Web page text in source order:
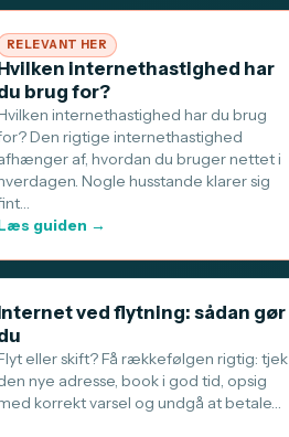
RELEVANT HER
internethastighed har
brug for?
internethastighed har du brug
Den rigtige internethastighed
af, hvordan du bruger nettet i
Nogle husstande klarer sig
guiden →
ved flytning: sådan gør
eller skift? Få rækkefølgen rigtig: tjek
nye adresse, book i god tid, opsig
korrekt varsel og undgå at betale…